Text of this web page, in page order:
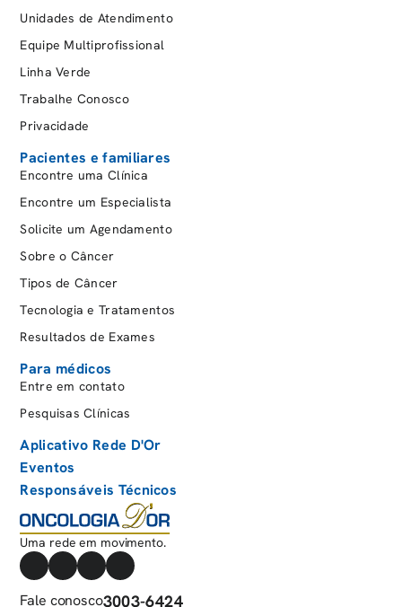
Unidades de Atendimento
Equipe Multiprofissional
Linha Verde
Trabalhe Conosco
Privacidade
Pacientes e familiares
Encontre uma Clínica
Encontre um Especialista
Solicite um Agendamento
Sobre o Câncer
Tipos de Câncer
Tecnologia e Tratamentos
Resultados de Exames
Para médicos
Entre em contato
Pesquisas Clínicas
Aplicativo Rede D'Or
Eventos
Responsáveis Técnicos
Uma rede em movimento.
Fale conosco3003-6424